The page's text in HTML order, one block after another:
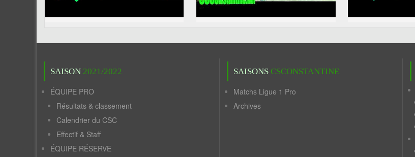
SAISON 2021/2022
ÉQUIPE PRO
Résultats & classement
Calendrier du CSC
Effectif & Staff
ÉQUIPE RÉSERVE
SAISONS CSCONSTANTINE
Matchs Ligue 1 Pro
Archives